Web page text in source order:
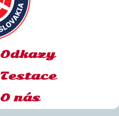
Odkazy
Testace
O nás